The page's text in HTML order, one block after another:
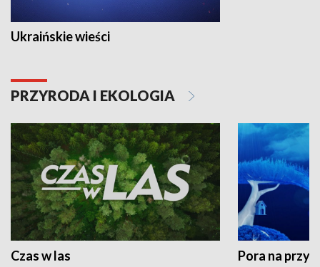
Ukraińskie wieści
PRZYRODA I EKOLOGIA
Czas w las Pora na